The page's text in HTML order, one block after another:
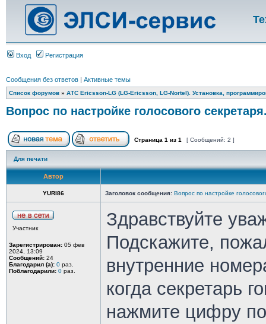
Вход Регистрация
Сообщения без ответов | Активные темы
Список форумов » АТС Ericsson-LG (LG-Ericsson, LG-Nortel). Установка,
Вопрос по настройке голосового
Страница 1 из 1 [ Сообщений: 2 ]
Для печати
Автор
YURI86 Заголовок сообщения: Вопрос по настройке
Участник
Зарегистрирован: 05 фев
2024, 13:09
Сообщений: 24
Благодарил (а): 0 раз.
Поблагодарили: 0 раз.
Здравствуйте
Подскажите,
внутренние
когда секретарь
нажмите цифру